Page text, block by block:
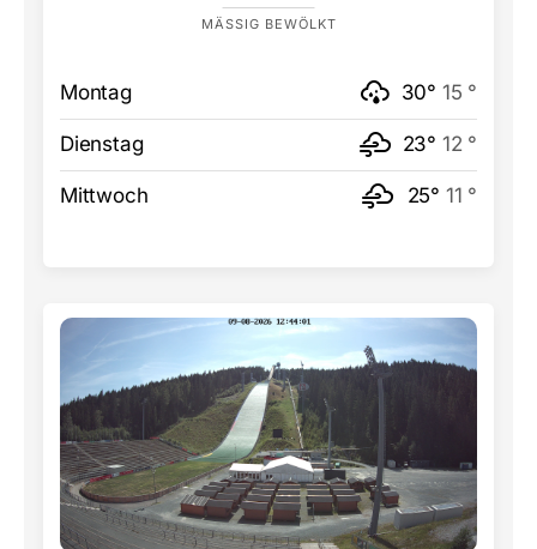
MÄSSIG BEWÖLKT
Montag 30° 15 °
Dienstag 23° 12 °
Mittwoch 25° 11 °